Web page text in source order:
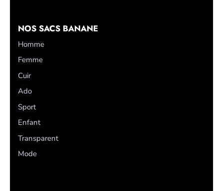
NOS SACS BANANE
Homme
Femme
Cuir
Ado
Sport
Enfant
Transparent
Mode